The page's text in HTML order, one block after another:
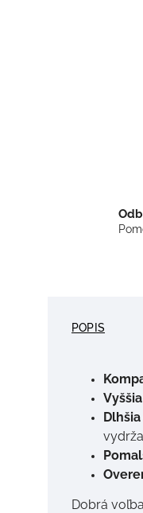
POPIS
Dobrá